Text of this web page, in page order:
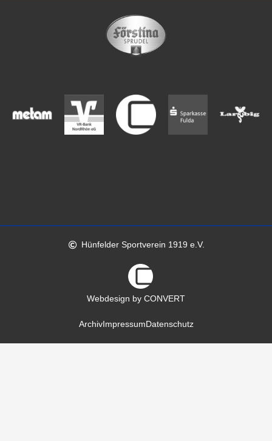
Hünfelder Sportverein 1919 e.V.
Webdesign by CONVERT
ArchivImpressumDatenschutz